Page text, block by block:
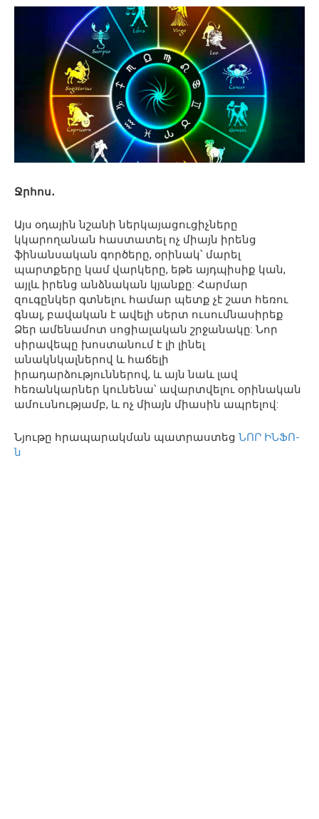
Ջրհոս․
Այս օդային նշանի ներկայացուցիչները
կկարողանան հաստատել ոչ միայն իրենց
ֆինանսական գործերը, օրինակ՝ մարել
պարտքերը կամ վարկերը, եթե այդպիսիք կան,
այլև իրենց անձնական կյանքը: Հարմար
զուգընկեր գտնելու համար պետք չէ շատ հեռու
գնալ, բավական է ավելի սերտ ուսումնասիրեք
Ձեր ամենամոտ սոցիալական շրջանակը: Նոր
սիրավեպը խոստանում է լի լինել
անակնկալներով և հաճելի
իրադարձություններով, և այն նաև լավ
հեռանկարներ կունենա՝ ավարտվելու օրինական
ամուսնությամբ, և ոչ միայն միասին ապրելով:
Նյութը հրապարակման պատրաստեց ՆՈՐ ԻՆՖՈ-
ն